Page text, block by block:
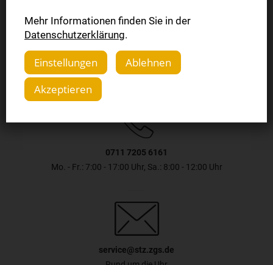
Jetzt bestellen
0711 7205 6161
Mo. - Fr.: 7:00 - 17:00 Uhr, Sa.: 8:00 - 12:00 Uhr
service@stz.zgs.de
Mehr Informationen finden Sie in der
Datenschutzerklärung.
Einstellungen
Ablehnen
Akzeptieren